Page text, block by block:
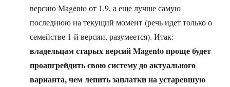
версию Magento от 1.9, а еще лучше самую
последнюю на текущий момент (речь идет только о
семействе 1-й версии, разумеется). Итак:
владельцам старых версий Magento проще будет
проапгрейдить свою систему до актуального
варианта, чем лепить заплатки на устаревшую